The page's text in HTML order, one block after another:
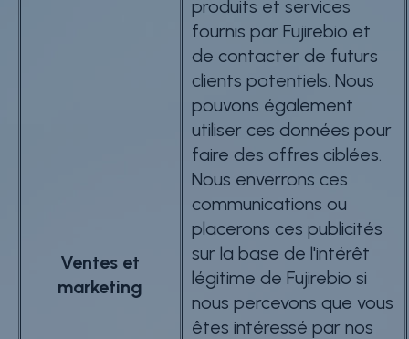
Ventes et
marketing
produits et services
fournis par Fujirebio et
de contacter de futurs
clients potentiels. Nous
pouvons également
utiliser ces données pour
faire des offres ciblées.
Nous enverrons ces
communications ou
placerons ces publicités
sur la base de l'intérêt
légitime de Fujirebio si
nous percevons que vous
êtes intéressé par nos